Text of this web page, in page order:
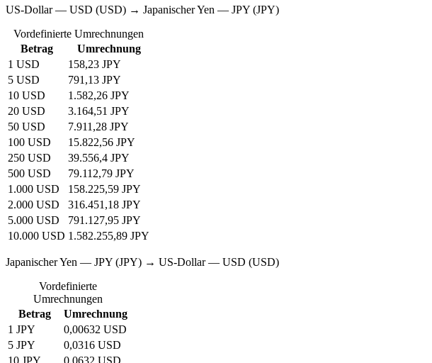
US-Dollar — USD (USD) → Japanischer Yen — JPY (JPY)
Vordefinierte Umrechnungen
Betrag
Umrechnung
1 USD
158,23 JPY
5 USD
791,13 JPY
10 USD
1.582,26 JPY
20 USD
3.164,51 JPY
50 USD
7.911,28 JPY
100 USD
15.822,56 JPY
250 USD
39.556,4 JPY
500 USD
79.112,79 JPY
1.000 USD
158.225,59 JPY
2.000 USD
316.451,18 JPY
5.000 USD
791.127,95 JPY
10.000 USD 1.582.255,89 JPY
Japanischer Yen — JPY (JPY) → US-Dollar — USD (USD)
Vordefinierte
Umrechnungen
Betrag
Umrechnung
1 JPY
0,00632 USD
5 JPY
0,0316 USD
10 JPY
0,0632 USD